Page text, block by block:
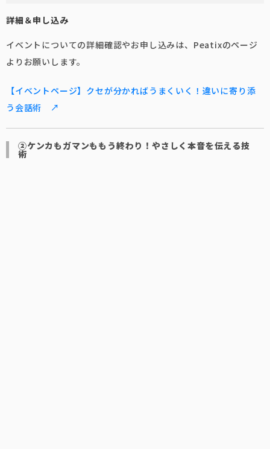
詳細＆申し込み
イベントについての詳細確認やお申し込みは、Peatixのページ
よりお願いします。
【イベントページ】クセが分かればうまくいく！違いに寄り添
う会話術 ↗
②ケンカもガマンももう終わり！やさしく本音を伝える技
術